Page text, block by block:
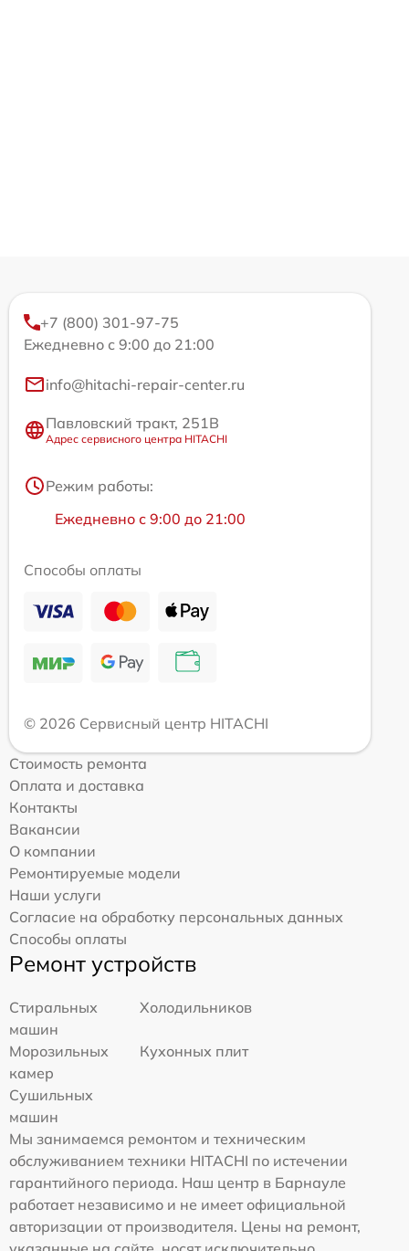
+7 (800) 301-97-75
Ежедневно с 9:00 до 21:00
info@hitachi-repair-center.ru
Павловский тракт, 251В
Адрес сервисного центра HITACHI
Режим работы:
Ежедневно с 9:00 до 21:00
Способы оплаты
© 2026 Сервисный центр HITACHI
Стоимость ремонта
Оплата и доставка
Контакты
Вакансии
О компании
Ремонтируемые модели
Наши услуги
Согласие на обработку персональных данных
Способы оплаты
Ремонт устройств
Стиральных
машин
Холодильников
Морозильных
камер
Кухонных плит
Сушильных
машин
Мы занимаемся ремонтом и техническим
обслуживанием техники HITACHI по истечении
гарантийного периода. Наш центр в Барнауле
работает независимо и не имеет официальной
авторизации от производителя. Цены на ремонт,